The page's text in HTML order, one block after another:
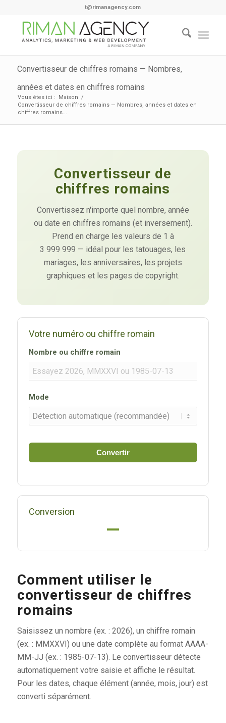
t@rimanagency.com
Convertisseur de chiffres romains — Nombres,
années et dates en chiffres romains
Vous êtes ici : Maison /
Convertisseur de chiffres romains — Nombres, années et dates en
chiffres romains...
Convertisseur de
chiffres romains
Convertissez n'importe quel nombre, année
ou date en chiffres romains (et inversement).
Prend en charge les valeurs de 1 à
3 999 999 — idéal pour les tatouages, les
mariages, les anniversaires, les projets
graphiques et les pages de copyright.
Votre numéro ou chiffre romain
Nombre ou chiffre romain
Mode
Convertir
Conversion
—
Comment utiliser le
convertisseur de chiffres
romains
Saisissez un nombre (ex. : 2026), un chiffre romain
(ex. : MMXXVI) ou une date complète au format AAAA-
MM-JJ (ex. : 1985-07-13). Le convertisseur détecte
automatiquement votre saisie et affiche le résultat.
Pour les dates, chaque élément (année, mois, jour) est
converti séparément.